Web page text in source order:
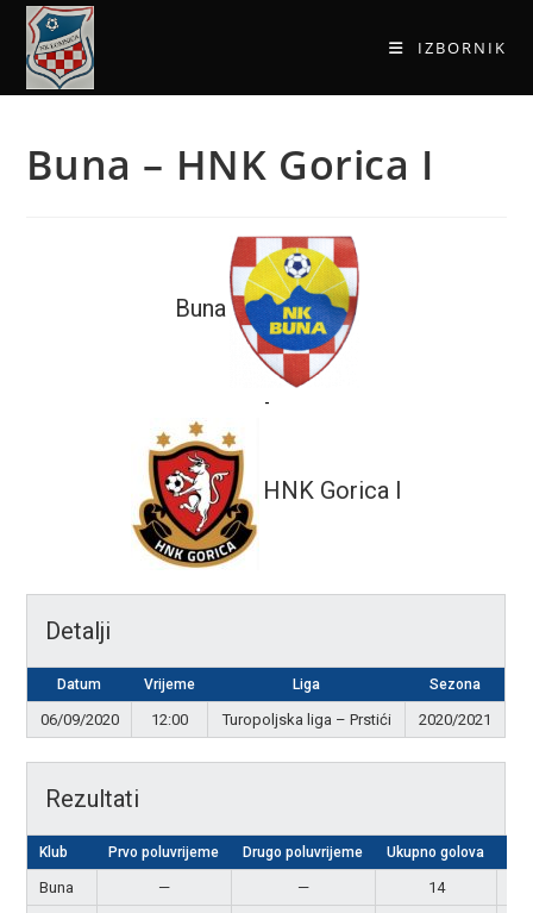
IZBORNIK
Buna – HNK Gorica I
Buna
-
HNK Gorica I
Detalji
Datum Vrijeme Liga Sezona
06/09/2020 12:00 Turopoljska liga – Prstići 2020/2021
Rezultati
Klub Prvo poluvrijeme Drugo poluvrijeme Ukupno golova
Buna — — 14